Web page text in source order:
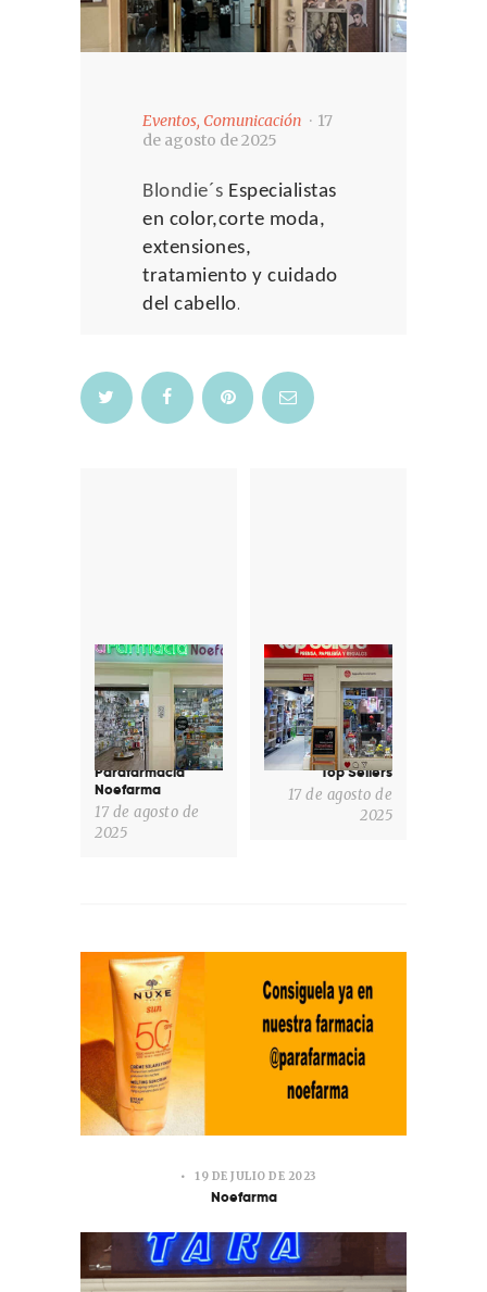
Eventos, Comunicación
17
de agosto de 2025
Blondie´s Especialistas
en color,corte moda,
extensiones,
tratamiento y cuidado
del cabello.
Previous
post:
Parafarmacia
Noefarma
17 de agosto de
2025
Next
post:
Top Sellers
17 de agosto de
2025
19 DE JULIO DE 2023
Noefarma